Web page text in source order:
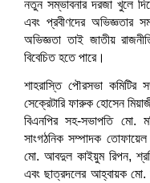
নতুন সম্ভাবনার দরজা খুলে
এবং প্রবীণদের অভিজ্ঞতার
অভিজ্ঞতা তাই জাতীয়
বিবেচিত হতে পারে।
শাহরাস্তি পৌরসভা
সেক্রেটারি ফারুক হোসেন
বিএনপির সহ-সভাপতি মো.
সাংগঠনিক সম্পাদক
মো. আবদুল কাইয়ুম রিপন,
এবং ছাত্রদলের আহ্বায়ক